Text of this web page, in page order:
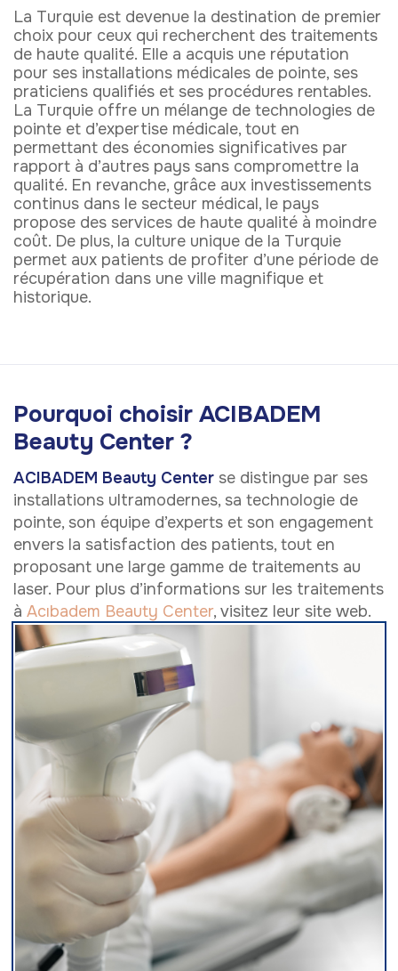
La Turquie est devenue la destination de premier
choix pour ceux qui recherchent des traitements
de haute qualité. Elle a acquis une réputation
pour ses installations médicales de pointe, ses
praticiens qualifiés et ses procédures rentables.
La Turquie offre un mélange de technologies de
pointe et d’expertise médicale, tout en
permettant des économies significatives par
rapport à d’autres pays sans compromettre la
qualité. En revanche, grâce aux investissements
continus dans le secteur médical, le pays
propose des services de haute qualité à moindre
coût. De plus, la culture unique de la Turquie
permet aux patients de profiter d’une période de
récupération dans une ville magnifique et
historique.
Pourquoi choisir ACIBADEM
Beauty Center ?
ACIBADEM Beauty Center se distingue par ses
installations ultramodernes, sa technologie de
pointe, son équipe d’experts et son engagement
envers la satisfaction des patients, tout en
proposant une large gamme de traitements au
laser. Pour plus d’informations sur les traitements
à Acıbadem Beauty Center, visitez leur site web.